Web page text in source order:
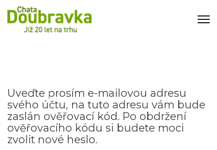
Uveďte prosím e-mailovou adresu
svého účtu, na tuto adresu vám bude
zaslán ověřovací kód. Po obdržení
ověřovacího kódu si budete moci
zvolit nové heslo.